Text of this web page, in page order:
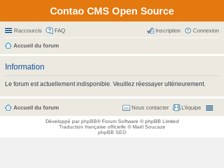
Contao CMS Open Source
Raccourcis FAQ Connexion
Inscription
Accueil du forum
Information
Le forum est actuellement indisponible. Veuillez réessayer ultérieurement.
Accueil du forum L’équipe
Nous contacter
Développé parphpBB® Forum Software © phpBB Limited
Traduction française officielle ©Maël Soucaze
phpBB SEO